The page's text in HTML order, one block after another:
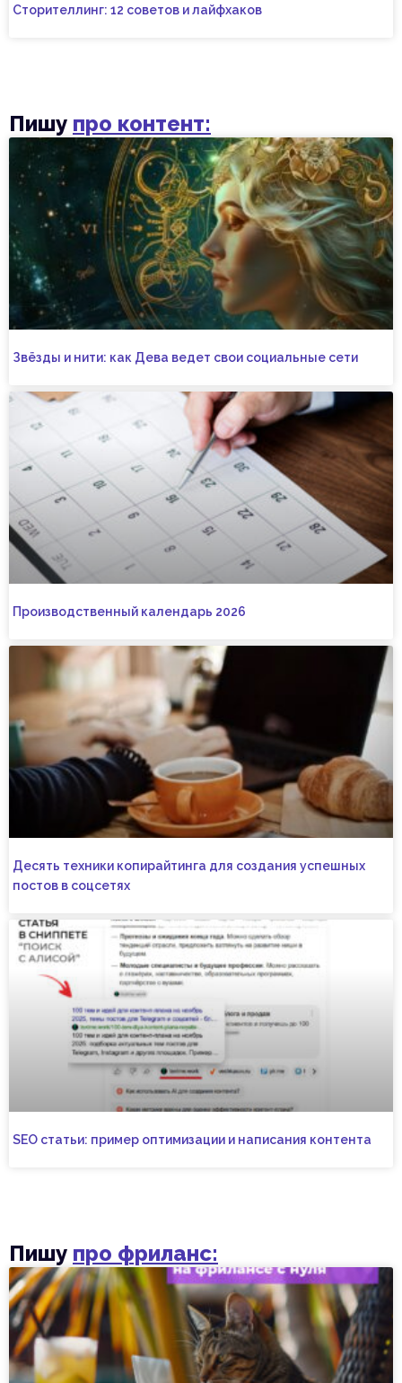
Сторителлинг: 12 советов и лайфхаков
Пишу про контент:
Звёзды и нити: как Дева ведет свои социальные сети
Производственный календарь 2026
Десять техники копирайтинга для создания успешных
постов в соцсетях
SEO статьи: пример оптимизации и написания контента
Пишу про фриланс: